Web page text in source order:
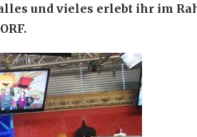
und vieles erlebt ihr im